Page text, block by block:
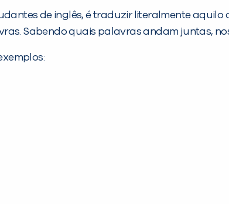
de inglês, é traduzir literalmente aquilo
Sabendo quais palavras andam juntas,